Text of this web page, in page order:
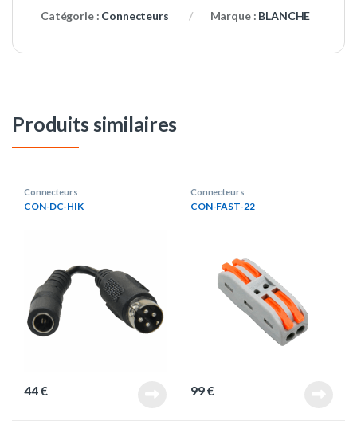
Catégorie : Connecteurs Marque : BLANCHE
Produits similaires
Connecteurs
CON-DC-HIK
44€
Connecteurs
CON-FAST-22
99€